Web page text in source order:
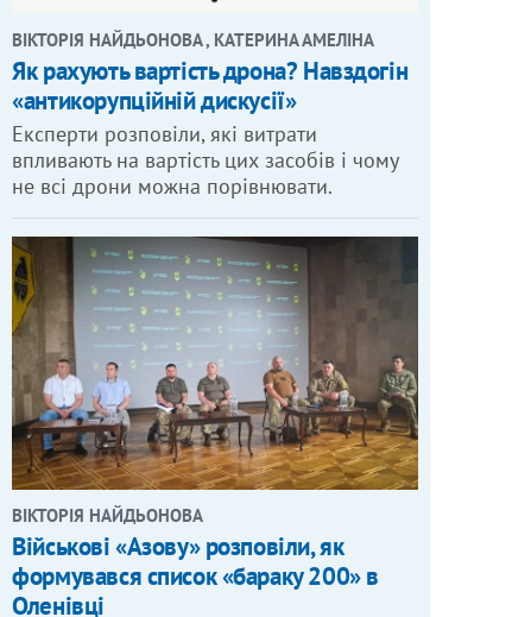
ВІКТОРІЯ НАЙДЬОНОВА , КАТЕРИНА АМЕЛІНА
Як рахують вартість дрона? Навздогін
«антикорупційній дискусії»
Експерти розповіли, які витрати
впливають на вартість цих засобів і чому
не всі дрони можна порівнювати.
ВІКТОРІЯ НАЙДЬОНОВА
Військові «Азову» розповіли, як
формувався список «бараку 200» в
Оленівці